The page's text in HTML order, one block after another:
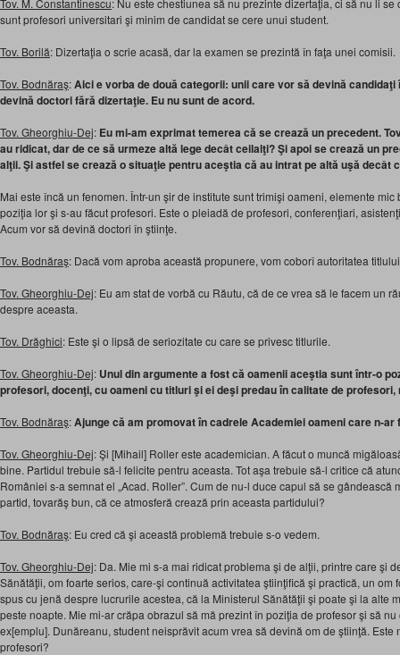
Tov. M. Constantinescu: Nu este chestiunea să nu prezinte dizertaţia, ci să nu li
sunt profesori universitari şi minim de candidat se cere unui student.
Tov. Borilă: Dizertaţia o scrie acasă, dar la examen se prezintă în faţa unei comisii.
Tov. Bodnăraş:Aici e vorba de două categorii: unii care vor să devină
devină doctori fără dizertaţie. Eu nu sunt de acord.
Tov. Gheorghiu-Dej: Eu mi-am exprimat temerea că se crează un precedent.
au ridicat, dar de ce să urmeze altă lege decât ceilalţi? Şi apoi se crează un
alţii. Şi astfel se crează o situaţie pentru aceştia că au intrat pe altă uşă decât
Mai este încă un fenomen. Într-un şir de institute sunt trimişi oameni, elemente
poziţia lor şi s-au făcut profesori. Este o pleiadă de profesori, conferenţiari,
Acum vor să devină doctori în ştiinţe.
Tov. Bodnăraş: Dacă vom aproba această propunere, vom coborî autoritatea
Tov. Gheorghiu-Dej: Eu am stat de vorbă cu Răutu, că de ce vrea să le facem un
despre aceasta.
Tov. Drăghici: Este şi o lipsă de seriozitate cu care se privesc titlurile.
Tov. Gheorghiu-Dej: Unul din argumente a fost că oamenii aceştia sunt într-o
profesori, docenţi, cu oameni cu titluri şi ei deşi predau în calitate de
Tov. Bodnăraş:Ajunge că am promovat în cadrele Academiei oameni care n-
Tov. Gheorghiu-Dej: Şi [Mihail] Roller este academician. A făcut o muncă
bine. Partidul trebuie să-l felicite pentru aceasta. Tot aşa trebuie să-l critice că
României s-a semnat el „Acad. Roller”. Cum de nu-l duce capul să se gândească
partid, tovarăş bun, că ce atmosferă crează prin aceasta partidului?
Tov. Bodnăraş: Eu cred că şi această problemă trebuie s-o vedem.
Tov. Gheorghiu-Dej: Da. Mie mi s-a mai ridicat problema şi de alţii, printre care şi
Sănătăţii, om foarte serios, care-şi continuă activitatea ştiinţifică şi practică, un om
spus cu jenă despre lucrurile acestea, că la Ministerul Sănătăţii şi poate şi la alte
peste noapte. Mie mi-ar crăpa obrazul să mă prezint în poziţia de profesor şi să
ex[emplu]. Dunăreanu, student neisprăvit acum vrea să devină om de ştiinţă. Este
profesori?